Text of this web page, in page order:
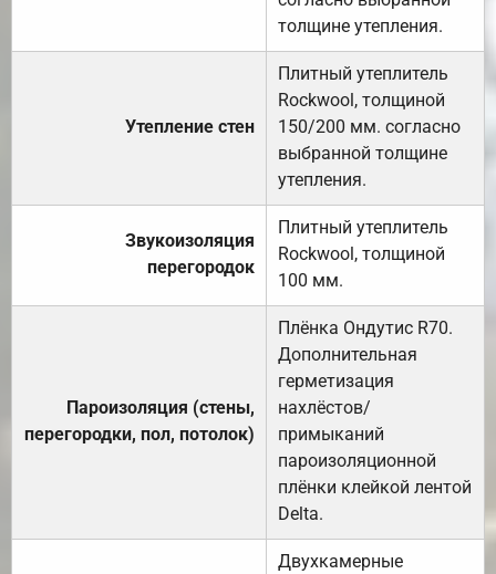
толщине утепления.
Утепление стен
Плитный утеплитель
Rockwool, толщиной
150/200 мм. согласно
выбранной толщине
утепления.
Звукоизоляция
перегородок
Плитный утеплитель
Rockwool, толщиной
100 мм.
Пароизоляция (стены,
перегородки, пол, потолок)
Плёнка Ондутис R70.
Дополнительная
герметизация
нахлёстов/
примыканий
пароизоляционной
плёнки клейкой лентой
Delta.
Двухкамерные